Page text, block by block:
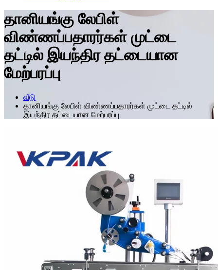
தானியங்கு லேபிள்
விண்ணப்பதாரர்கள் முட்டை
தட்டில் இயந்திர தட்டையான
மேற்பரப்பு
வீடு
தானியங்கு லேபிள் விண்ணப்பதாரர்கள் முட்டை தட்டில்
இயந்திர தட்டையான மேற்பரப்பு